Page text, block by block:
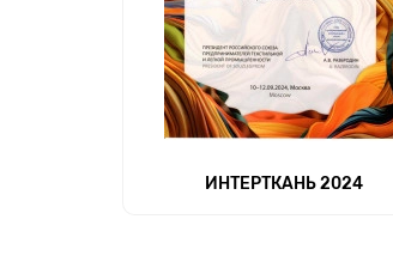
ИНТЕРТКАНЬ 2024